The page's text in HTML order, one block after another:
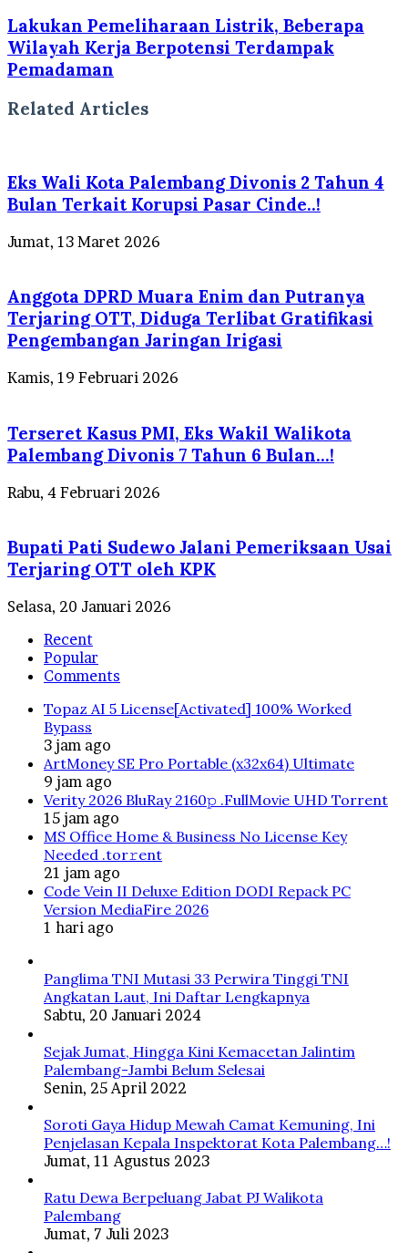
Lakukan Pemeliharaan Listrik, Beberapa
Wilayah Kerja Berpotensi Terdampak
Pemadaman
Related Articles
Eks Wali Kota Palembang Divonis 2 Tahun 4
Bulan Terkait Korupsi Pasar Cinde..!
Jumat, 13 Maret 2026
Anggota DPRD Muara Enim dan Putranya
Terjaring OTT, Diduga Terlibat Gratifikasi
Pengembangan Jaringan Irigasi
Kamis, 19 Februari 2026
Terseret Kasus PMI, Eks Wakil Walikota
Palembang Divonis 7 Tahun 6 Bulan…!
Rabu, 4 Februari 2026
Bupati Pati Sudewo Jalani Pemeriksaan Usai
Terjaring OTT oleh KPK
Selasa, 20 Januari 2026
Recent
Popular
Comments
Topaz AI 5 License[Activated] 100% Worked
Bypass
3 jam ago
ArtMoney SE Pro Portable (x32x64) Ultimate
9 jam ago
Verity 2026 BluRay 2160𝚙 .FullMov𝗂e UHD Torrent
15 jam ago
MS Office Home & Business No License Key
Needed .tоr𝚛еnt
21 jam ago
Code Vein II Deluxe Edition DODI Repack PC
Version MediaFire 2026
1 hari ago
Panglima TNI Mutasi 33 Perwira Tinggi TNI
Angkatan Laut, Ini Daftar Lengkapnya
Sabtu, 20 Januari 2024
Sejak Jumat, Hingga Kini Kemacetan Jalintim
Palembang-Jambi Belum Selesai
Senin, 25 April 2022
Soroti Gaya Hidup Mewah Camat Kemuning, Ini
Penjelasan Kepala Inspektorat Kota Palembang…!
Jumat, 11 Agustus 2023
Ratu Dewa Berpeluang Jabat PJ Walikota
Palembang
Jumat, 7 Juli 2023